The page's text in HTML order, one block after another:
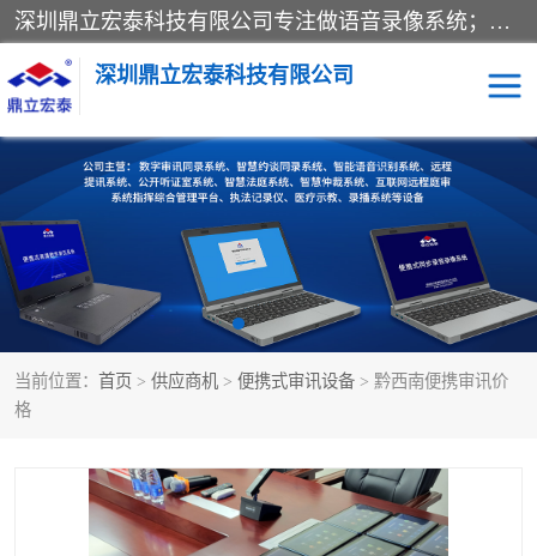
深圳鼎立宏泰科技有限公司专注做语音录像系统；主要服务有：约谈室同步录音录像系统、设计数字询问同步录音录像、数字约谈室同步录音录像、公开听证室、智慧庭审、智能语音识别转写、远程提讯（提审）、记录仪、远程指挥综合管理平台、录播系统等
深圳鼎立宏泰科技有限公司
当前位置： 首页 > 供应商机 > 便携式审讯设备 > 黔西南便携审讯价
格
同步录音录像设备 便携式审讯设备
数字法庭 听证室
远程提讯 语音识别